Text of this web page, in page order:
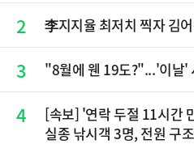
2 李지지율 최저치 찍자 김
3 "8월에 웬 19도?"...'이날'
4
[속보] '연락 두절 11시간
실종 낚시객 3명, 전원 구조